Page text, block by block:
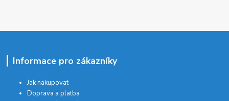
Informace pro zákazníky
Jak nakupovat
Doprava a platba